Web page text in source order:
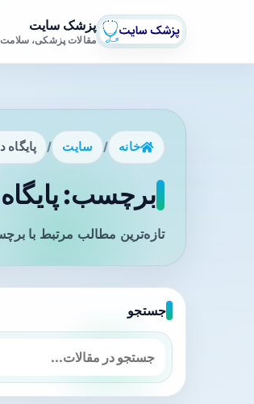
پزشک سایت
مقالات پزشکی،
خانه / سایت / پایگاه
برچسب: پایگاه
تازه‌ترین مطالب مرتبط با
جستجو